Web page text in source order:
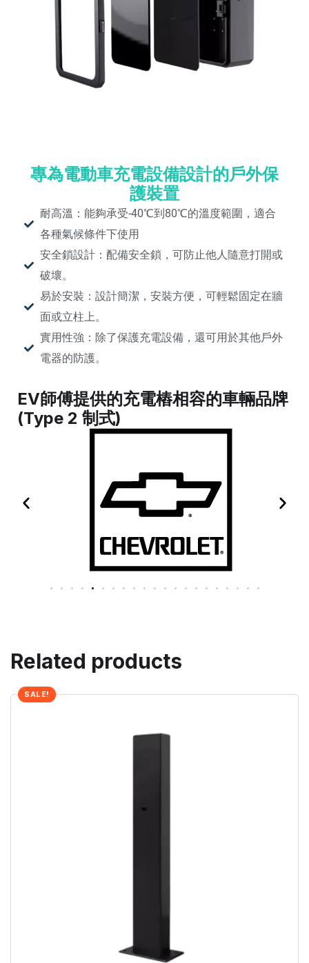
專為電動車充電設備設計的戶外保
護裝置
耐高溫：能夠承受-40℃到80℃的溫度範圍，適合
各種氣候條件下使用
安全鎖設計：配備安全鎖，可防止他人隨意打開或
破壞。
易於安裝：設計簡潔，安裝方便，可輕鬆固定在牆
面或立柱上。
實用性強：除了保護充電設備，還可用於其他戶外
電器的防護。
EV師傅提供的充電樁相容的車輛品牌
(Type 2 制式)
Related products
SALE!